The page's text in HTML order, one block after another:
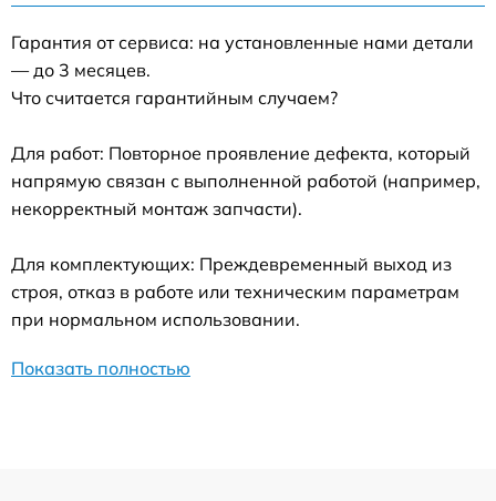
Гарантия от сервиса: на установленные нами детали
— до 3 месяцев.
Что считается гарантийным случаем?
Для работ: Повторное проявление дефекта, который
напрямую связан с выполненной работой (например,
некорректный монтаж запчасти).
Для комплектующих: Преждевременный выход из
строя, отказ в работе или техническим параметрам
при нормальном использовании.
Показать полностью